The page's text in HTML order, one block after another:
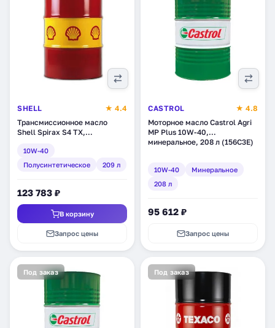
SHELL
★ 4.4
Трансмиссионное масло
Shell Spirax S4 TX,
(550027932)
10W-40
Полусинтетическое
209 л
123 783 ₽
В корзину
Запрос цены
CASTROL
★ 4.8
Моторное масло Castrol Agri
MP Plus 10W-40,
минеральное, 208 л (156C3E)
10W-40
Минеральное
208 л
95 612 ₽
Запрос цены
Под заказ Под заказ